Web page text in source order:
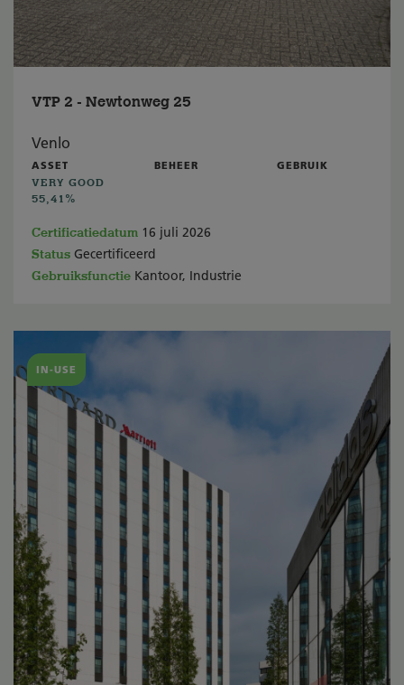
VTP 2 - Newtonweg 25
Venlo
ASSET
VERY GOOD
55,41%
BEHEER GEBRUIK
Certificatiedatum 16 juli 2026
Status Gecertificeerd
Gebruiksfunctie Kantoor, Industrie
IN-USE